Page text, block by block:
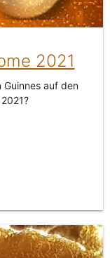
2021
auf den